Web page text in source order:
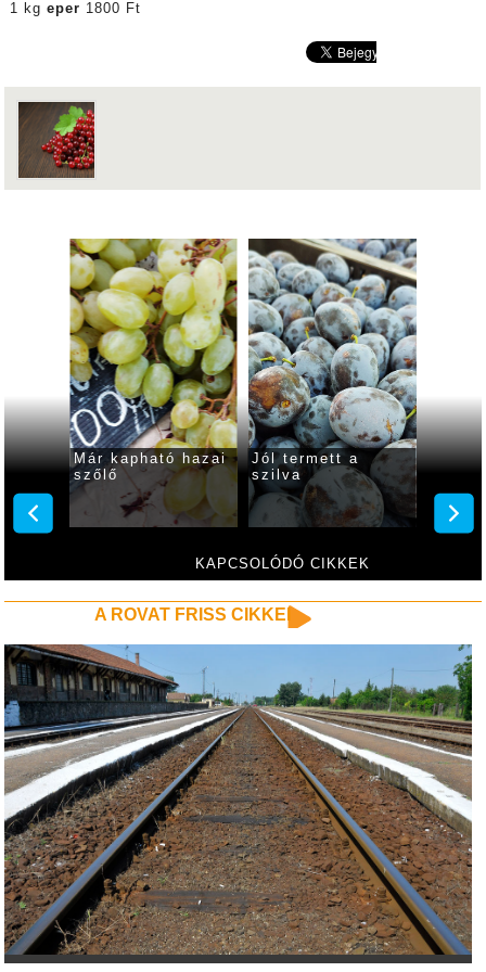
1 kg eper 1800 Ft
KAPCSOLÓDÓ CIKKEK
Már kapható hazai
szőlő
Jól termett a
szilva
Egy
A ROVAT FRISS CIKKEI